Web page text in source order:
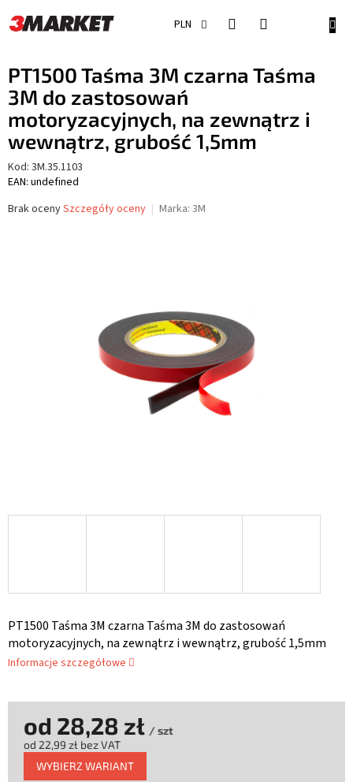
do
treści
PLN
PT1500 Taśma 3M czarna Taśma
3M do zastosowań
motoryzacyjnych, na zewnątrz i
wewnątrz, grubość 1,5mm
Kod: 3M.35.1103
EAN: undefined
Średnia
Brak ocenySzczegóły oceny Marka: 3M
PT1500 Taśma 3M czarna Taśma 3M do zastosowań
motoryzacyjnych, na zewnątrz i wewnątrz, grubość 1,5mm
Informacje szczegółowe
od 28,28 zł / szt
od 22,99 zł bez VAT
Cena
jednostkowa:
WYBIERZ WARIANT